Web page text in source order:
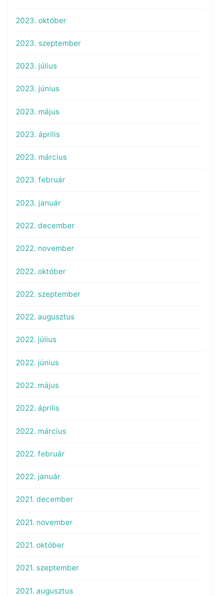
2023. október
2023. szeptember
2023. július
2023. június
2023. május
2023. április
2023. március
2023. február
2023. január
2022. december
2022. november
2022. október
2022. szeptember
2022. augusztus
2022. július
2022. június
2022. május
2022. április
2022. március
2022. február
2022. január
2021. december
2021. november
2021. október
2021. szeptember
2021. augusztus